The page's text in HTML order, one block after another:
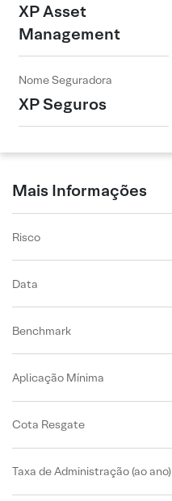
XP Asset
Management
Nome Seguradora
XP Seguros
Mais Informações
Risco
Data
Benchmark
Aplicação Mínima
Cota Resgate
Taxa de Administração (ao ano)